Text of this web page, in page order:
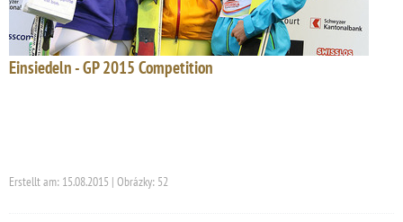
Einsiedeln - GP 2015 Competition
Erstellt am: 15.08.2015 | Obrázky: 52